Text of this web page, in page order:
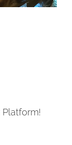
Platform!